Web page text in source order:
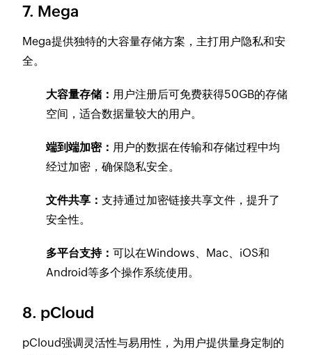
7. Mega
Mega提供独特的大容量存储方案，主打用户隐私和安
全。
大容量存储： 用户注册后可免费获得50GB的存储
空间，适合数据量较大的用户。
端到端加密： 用户的数据在传输和存储过程中均
经过加密，确保隐私安全。
文件共享：支持通过加密链接共享文件，提升了
安全性。
多平台支持：可以在Windows、Mac、iOS和
Android等多个操作系统使用。
8. pCloud
pCloud强调灵活性与易用性，为用户提供量身定制的